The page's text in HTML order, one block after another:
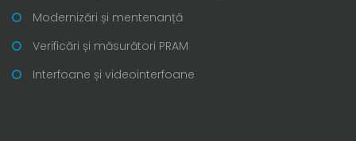
Modernizări și mentenanță
Verificări și măsurători PRAM
Interfoane și videointerfoane